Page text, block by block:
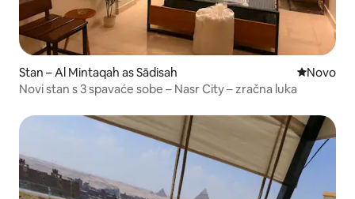
Stan – Al Mintaqah as Sādisah Novi
Novo
Novi stan s 3 spavaće sobe – Nasr City – zračna luka